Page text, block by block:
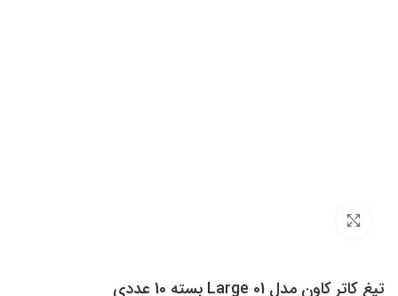
تیغ کاتر کاون مدل Large 01 بسته 10 عددی